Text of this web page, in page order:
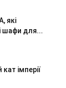
які
шафи для...
імперії